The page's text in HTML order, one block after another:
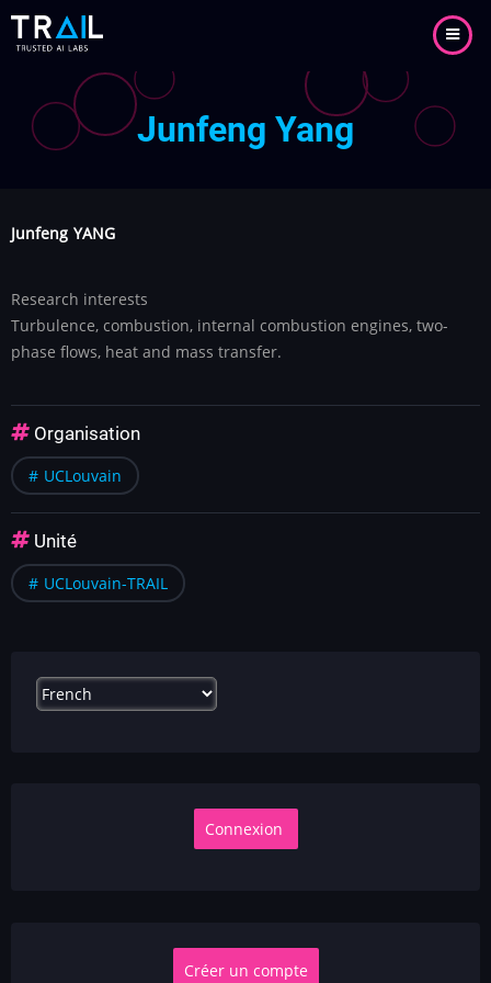
Aller
au
Junfeng Yang
Junfeng YANG
Research interests
Turbulence, combustion, internal combustion engines, two-
phase flows, heat and mass transfer.
Organisation
UCLouvain
Unité
UCLouvain-TRAIL
Select
your
Créer un compte